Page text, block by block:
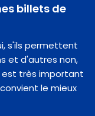
billets de
s'ils permettent
et d'autres non,
est très important
le mieux